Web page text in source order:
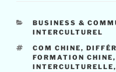
CATÉGORIES
BUSINESS &
INTERCULTUREL
ÉTIQUETTES
COM CHINE,
FORMATION CHINE,
INTERCULTURELLE,